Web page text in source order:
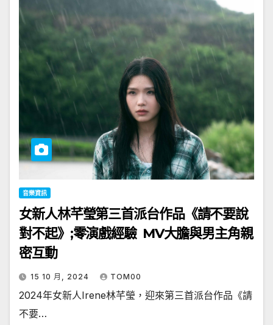
音樂資訊
女新人林芊瑩第三首派台作品《請不要說
對不起》;零演戲經驗 MV大膽與男主角親
密互動
15 10 月, 2024 TOM00
2024年女新人Irene林芊瑩，迎來第三首派台作品《請
不要…